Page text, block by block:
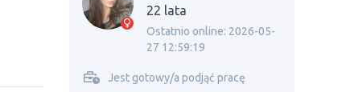
22 lata
Ostatnio online: 2026-05-
27 12:59:19
Jest gotowy/a podjąć pracę